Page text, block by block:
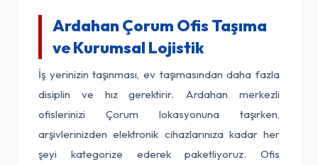
Ardahan Çorum Ofis Taşıma
ve Kurumsal Lojistik
İş yerinizin taşınması, ev taşımasından daha fazla
disiplin ve hız gerektirir. Ardahan merkezli
ofislerinizi Çorum lokasyonuna taşırken,
arşivlerinizden elektronik cihazlarınıza kadar her
şeyi kategorize ederek paketliyoruz. Ofis